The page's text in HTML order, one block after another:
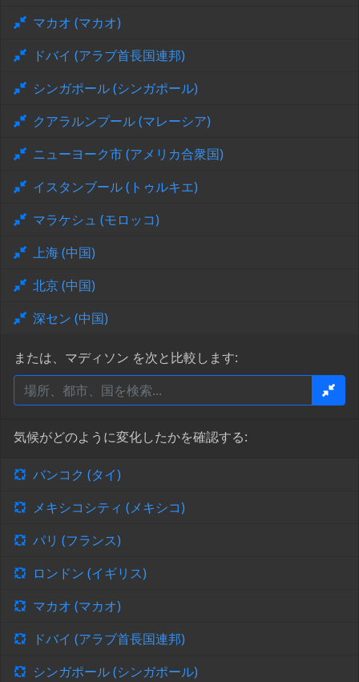
マカオ (マカオ)
ドバイ (アラブ首長国連邦)
シンガポール (シンガポール)
クアラルンプール (マレーシア)
ニューヨーク市 (アメリカ合衆国)
イスタンブール (トゥルキエ)
マラケシュ (モロッコ)
上海 (中国)
北京 (中国)
深セン (中国)
または、マディソン を次と比較します:
気候がどのように変化したかを確認する:
バンコク (タイ)
メキシコシティ (メキシコ)
パリ (フランス)
ロンドン (イギリス)
マカオ (マカオ)
ドバイ (アラブ首長国連邦)
シンガポール (シンガポール)